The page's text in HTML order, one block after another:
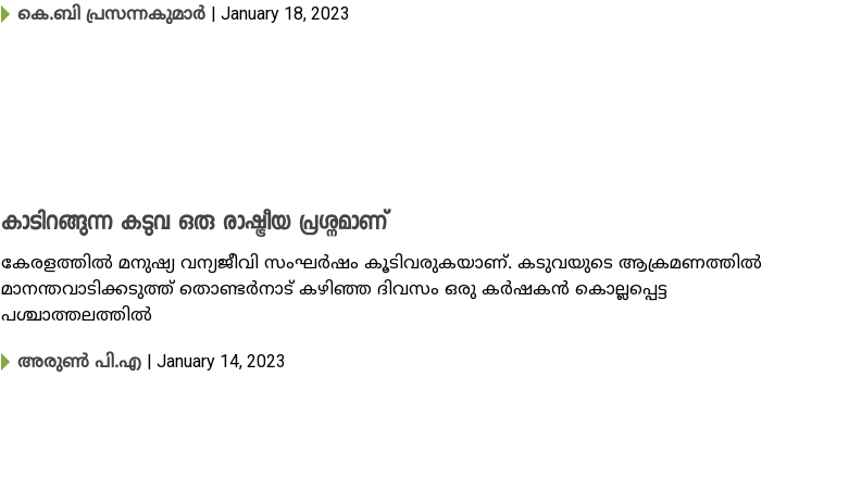
കെ.ബി പ്രസന്നകുമാർ | January 18, 2023
‌‌കാടിറങ്ങുന്ന കടുവ ഒരു രാഷ്ട്രീയ പ്രശ്നമാണ്
കേരളത്തിൽ മനുഷ്യ വന്യജീവി സംഘർഷം കൂടിവരുകയാണ്. കടുവയുടെ ആക്രമണത്തിൽ
മാനന്തവാടിക്കടുത്ത് തൊണ്ടർനാട് കഴിഞ്ഞ ദിവസം ഒരു കർഷകൻ കൊല്ലപ്പെട്ട
പശ്ചാത്തലത്തിൽ
അരുൺ പി.എ | January 14, 2023